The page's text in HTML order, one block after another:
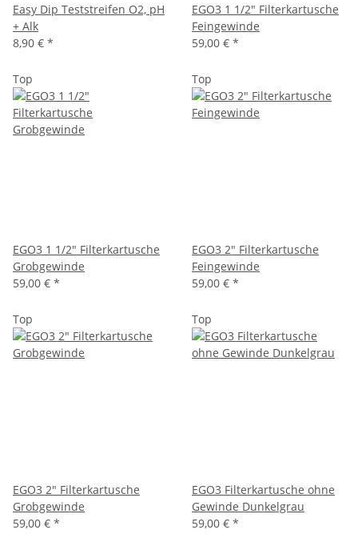
Easy Dip Teststreifen O2, pH
+ Alk
8,90 € *
EGO3 1 1/2" Filterkartusche
Feingewinde
59,00 € *
Top
EGO3 1 1/2" Filterkartusche
Grobgewinde
59,00 € *
Top
EGO3 2" Filterkartusche
Feingewinde
59,00 € *
Top
EGO3 2" Filterkartusche
Grobgewinde
59,00 € *
Top
EGO3 Filterkartusche ohne
Gewinde Dunkelgrau
59,00 € *